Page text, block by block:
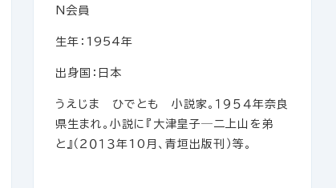
N会員
生年：1954年
出身国：日本
うえじま ひでとも 小説家。１９５４年奈良
県生まれ。小説に『大津皇子─二上山を弟
と』（２０１３年10月、青垣出版刊）等。